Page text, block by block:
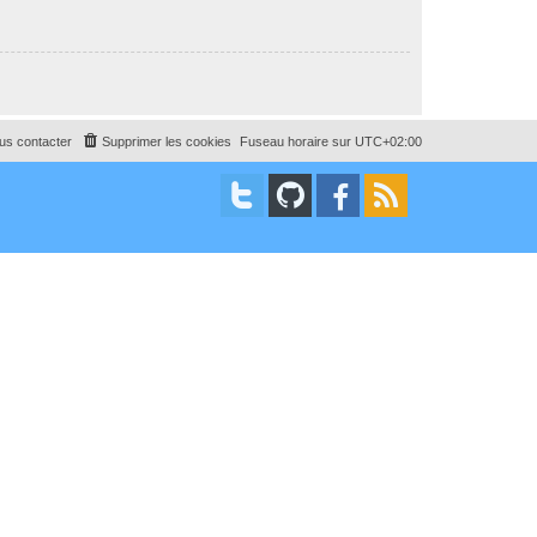
Fuseau horaire sur UTC+02:00
Supprimer les cookies
contacter